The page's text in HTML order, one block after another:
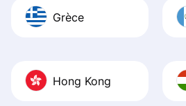
Grèce
Hong Kong